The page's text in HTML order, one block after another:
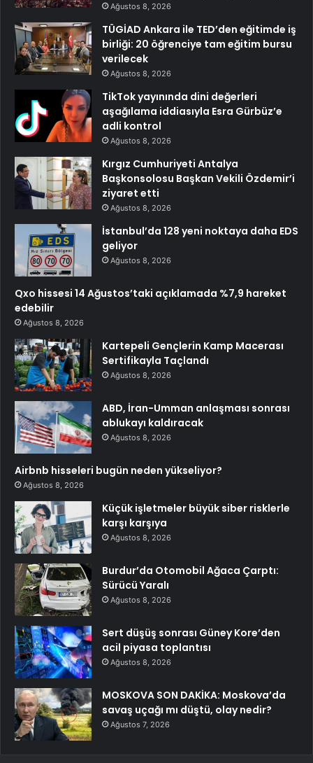
Ağustos 8, 2026
TÜGİAD Ankara ile TED’den eğitimde iş
birliği: 20 öğrenciye tam eğitim bursu
verilecek
Ağustos 8, 2026
TikTok yayınında dini değerleri
aşağılama iddiasıyla Esra Gürbüz’e
adli kontrol
Ağustos 8, 2026
Kırgız Cumhuriyeti Antalya
Başkonsolosu Başkan Vekili Özdemir’i
ziyaret etti
Ağustos 8, 2026
İstanbul’da 128 yeni noktaya daha EDS
geliyor
Ağustos 8, 2026
Qxo hissesi 14 Ağustos’taki açıklamada %7,9 hareket
edebilir
Ağustos 8, 2026
Kartepeli Gençlerin Kamp Macerası
Sertifikayla Taçlandı
Ağustos 8, 2026
ABD, İran-Umman anlaşması sonrası
ablukayı kaldıracak
Ağustos 8, 2026
Airbnb hisseleri bugün neden yükseliyor?
Ağustos 8, 2026
Küçük işletmeler büyük siber risklerle
karşı karşıya
Ağustos 8, 2026
Burdur’da Otomobil Ağaca Çarptı:
Sürücü Yaralı
Ağustos 8, 2026
Sert düşüş sonrası Güney Kore’den
acil piyasa toplantısı
Ağustos 8, 2026
MOSKOVA SON DAKİKA: Moskova’da
savaş uçağı mı düştü, olay nedir?
Ağustos 7, 2026